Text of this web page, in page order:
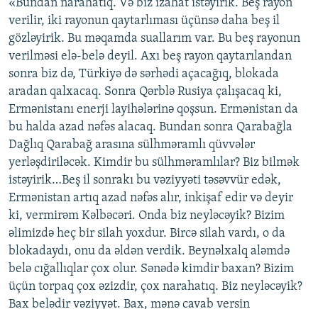
«Bundan narahatıq. Və biz izahat istəyirik. Beş rayon
verilir, iki rayonun qaytarlıması üçünsə daha beş il
gözləyirik. Bu məqamda suallarım var. Bu beş rayonun
verilməsi elə-belə deyil. Axı beş rayon qaytarılandan
sonra biz də, Türkiyə də sərhədi açacağıq, blokada
aradan qalxacaq. Sonra Qərblə Rusiya çalışacaq ki,
Ermənistanı enerji layihələrinə qoşsun. Ermənistan da
bu halda azad nəfəs alacaq. Bundan sonra Qarabağla
Dağlıq Qarabağ arasına sülhməramlı qüvvələr
yerləşdiriləcək. Kimdir bu sülhməramlılar? Biz bilmək
istəyirik…Beş il sonrakı bu vəziyyəti təsəvvür edək,
Ermənistan artıq azad nəfəs alır, inkişaf edir və deyir
ki, vermirəm Kəlbəcəri. Onda biz neyləcəyik? Bizim
əlimizdə heç bir silah yoxdur. Bircə silah vardı, o da
blokadaydı, onu da əldən verdik. Beynəlxalq aləmdə
belə cığallıqlar çox olur. Sənədə kimdir baxan? Bizim
üçün torpaq çox əzizdir, çox narahatıq. Biz neyləcəyik?
Bax belədir vəziyyət. Bax, mənə cavab versin